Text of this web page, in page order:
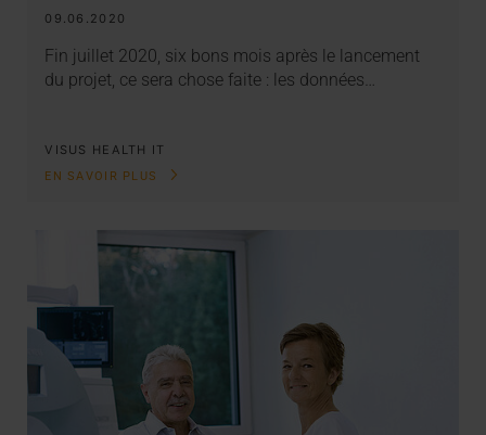
09.06.2020
Fin juillet 2020, six bons mois après le lancement
du projet, ce sera chose faite : les données…
VISUS HEALTH IT
EN SAVOIR PLUS